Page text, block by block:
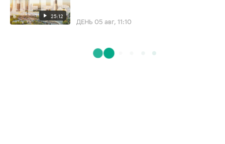
25:12 ДЕНЬ 05 авг, 11:10